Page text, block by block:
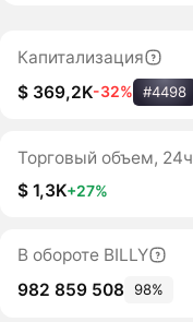
Капитализация
$ 369,2K-32% #4498
Торговый объем, 24ч
$ 1,3K+27%
В обороте BILLY
982 859 508 98%